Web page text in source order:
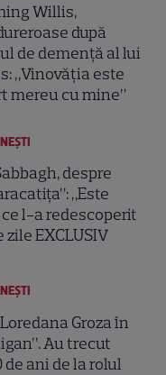
Willis,
după
de demență al lui
„Vinovăția este
mereu cu mine”
despre
„Este
ce l-a redescoperit
zile EXCLUSIV
Groza în
Au trecut
de ani de la rolul